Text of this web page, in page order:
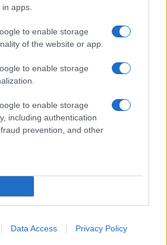
apps.
to enable storage
of the website or app.
to enable storage
to enable storage
including authentication
prevention, and other
Data Access Privacy Policy
Diturco